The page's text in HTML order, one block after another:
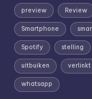
preview Review
Smartphone
Spotify stelling
uitbuiken verlinkt
whatsapp